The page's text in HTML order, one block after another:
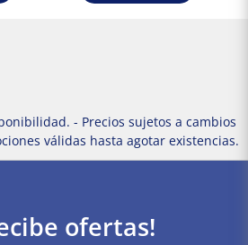
- Precios sujetos a cambios
válidas hasta agotar existencias.
ofertas!